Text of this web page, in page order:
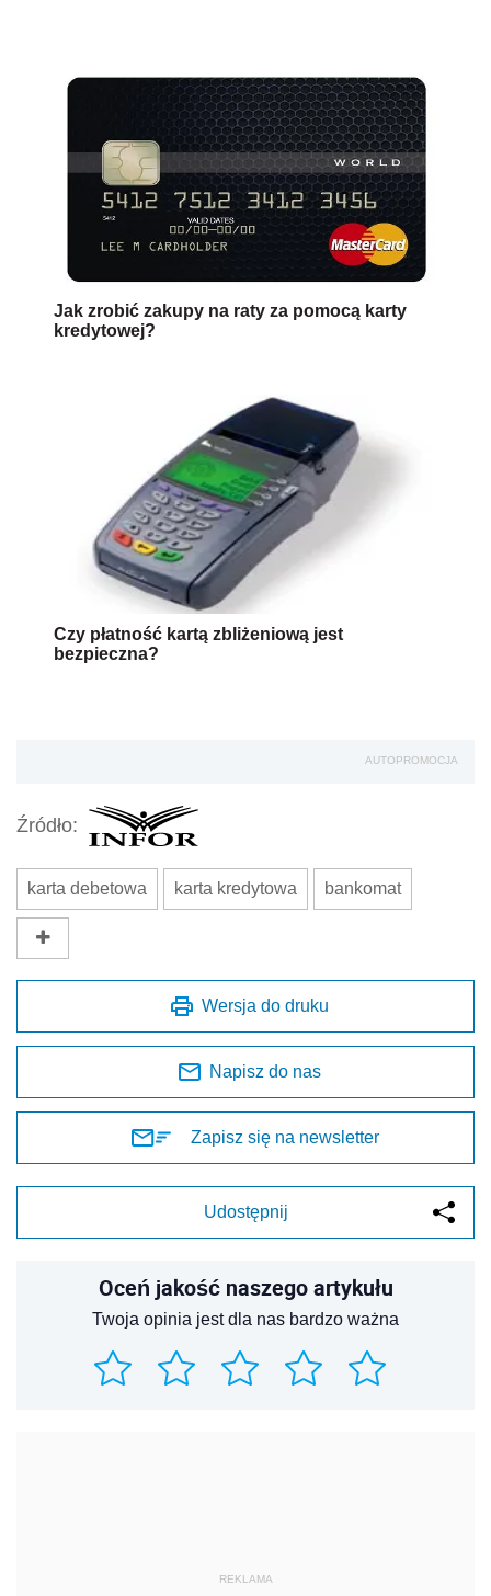
Jak zrobić zakupy na raty za pomocą karty
kredytowej?
Czy płatność kartą zbliżeniową jest
bezpieczna?
AUTOPROMOCJA
Źródło:
karta debetowa karta kredytowa bankomat
Wersja do druku
Napisz do nas
Zapisz się na newsletter
Udostępnij
Oceń jakość naszego artykułu
Twoja opinia jest dla nas bardzo ważna
REKLAMA